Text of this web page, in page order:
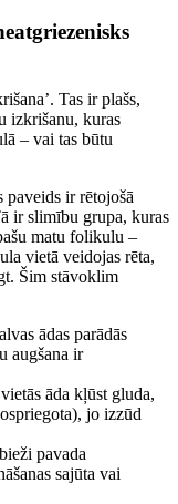
Tas ir plašs,
izkrišanu, kuras
– vai tas būtu
ir rētojošā
ir slimību grupa, kuras
matu folikulu –
vietā veidojas rēta,
Šim stāvoklim
ādas parādās
augšana ir
āda kļūst gluda,
jo izzūd
pavada
sajūta vai